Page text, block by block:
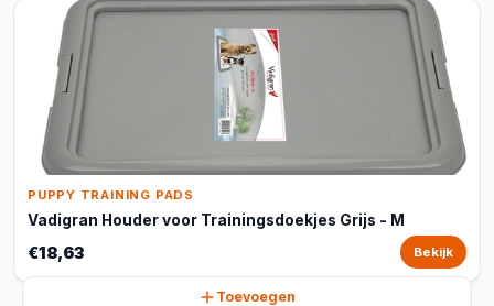
PUPPY TRAINING PADS
Vadigran Houder voor Trainingsdoekjes Grijs - M
€18,63 Bekijk
Toevoegen